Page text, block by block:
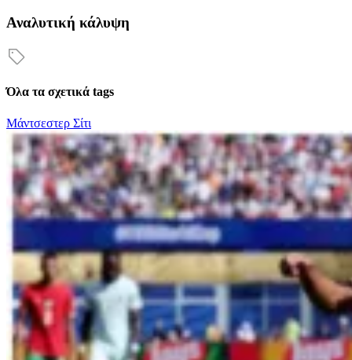
Αναλυτική κάλυψη
Όλα τα σχετικά tags
Μάντσεστερ Σίτι